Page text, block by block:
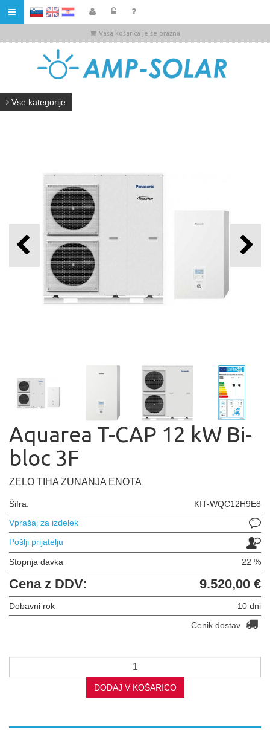
HR
Vaša košarica je še prazna
Vse kategorije
Aquarea T-CAP 12 kW Bi-
bloc 3F
ZELO TIHA ZUNANJA ENOTA
Šifra:
KIT-WQC12H9E8
Vprašaj za izdelek
Pošlji prijatelju
Stopnja davka 22 %
Cena z DDV: 9.520,00 €
Dobavni rok
10 dni
Cenik dostav
DODAJ V KOŠARICO